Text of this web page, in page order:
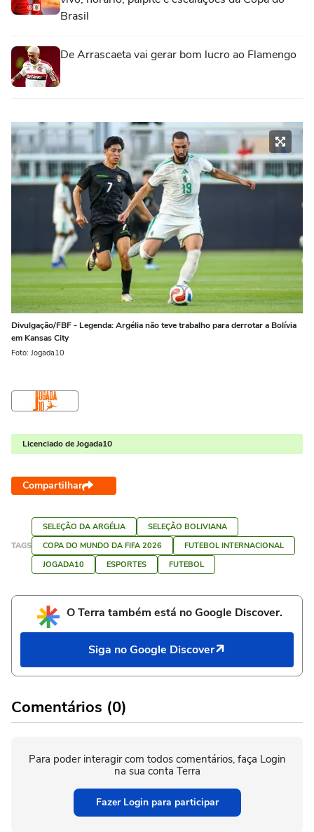
Brasil
De Arrascaeta vai gerar bom lucro ao Flamengo
Divulgação/FBF - Legenda: Argélia não teve trabalho para derrotar a Bolívia
em Kansas City
Foto: Jogada10
Licenciado de Jogada10
Compartilhar
TAGS
SELEÇÃO DA ARGÉLIA
SELEÇÃO BOLIVIANA
COPA DO MUNDO DA FIFA 2026
FUTEBOL INTERNACIONAL
JOGADA10
ESPORTES FUTEBOL
O Terra também está no Google Discover.
Siga no Google Discover
Comentários (0)
Para poder interagir com todos comentários, faça Login
na sua conta Terra
Fazer Login para participar